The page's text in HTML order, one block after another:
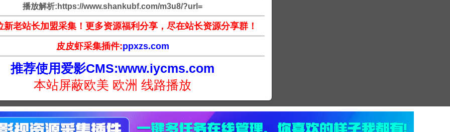
播放解析:https://www.shankubf.com/m3u8/?url=
新老站长加盟采集！更多资源福利分享，尽在站长资源分享群！
皮皮虾采集插件:ppxzs.com
推荐使用爱影CMS:www.iycms.com
本站屏蔽欧美 欧洲 线路播放